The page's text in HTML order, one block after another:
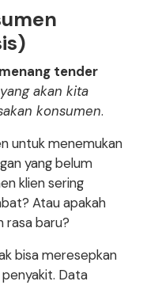
tender
akan kita
konsumen.
untuk menemukan
yang belum
klien sering
Atau apakah
rasa baru?
bisa meresepkan
Data